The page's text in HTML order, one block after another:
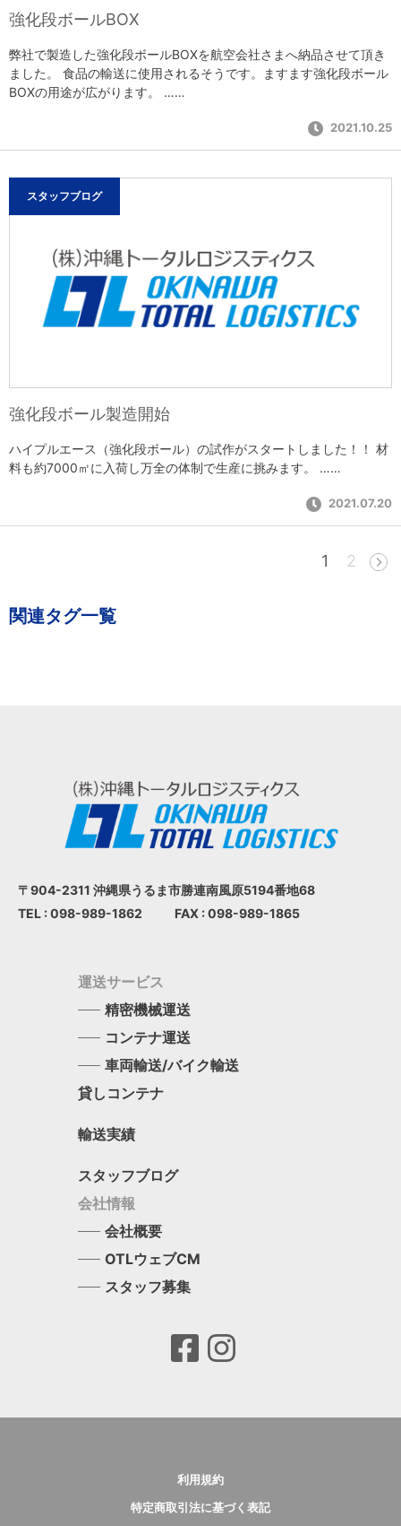
強化段ボールBOX
弊社で製造した強化段ボールBOXを航空会社さまへ納品させて頂き
ました。 食品の輸送に使用されるそうです。ますます強化段ボール
BOXの用途が広がります。 ……
2021.10.25
スタッフブログ
強化段ボール製造開始
ハイプルエース（強化段ボール）の試作がスタートしました！！ 材
料も約7000㎡に入荷し万全の体制で生産に挑みます。 ……
2021.07.20
1 2
関連タグ一覧
〒904-2311 沖縄県うるま市勝連南風原5194番地68
TEL : 098-989-1862
FAX : 098-989-1865
運送サービス
精密機械運送
コンテナ運送
車両輸送/バイク輸送
貸しコンテナ
輸送実績
スタッフブログ
会社情報
会社概要
OTLウェブCM
スタッフ募集
利用規約
特定商取引法に基づく表記